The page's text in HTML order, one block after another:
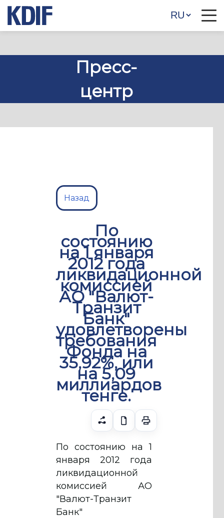
Пресс-
центр
Назад
По
состоянию
на 1 января
2012 года
ликвидационной
комиссией
АО "Валют-
Транзит
Банк"
удовлетворены
требования
Фонда на
35,92%, или
на 5,09
миллиардов
тенге.
По состоянию на 1
января 2012 года
ликвидационной
комиссией АО
"Валют-Транзит
Банк"